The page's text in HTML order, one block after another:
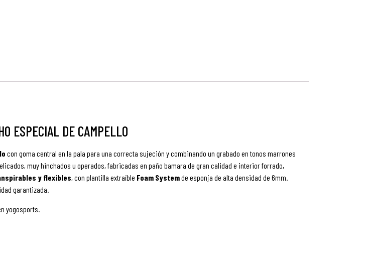
ESPECIAL DE CAMPELLO
con goma central en la pala para una correcta sujeción y combinando un grabado en tonos marrones
muy hinchados u operados, fabricadas en paño bamara de gran calidad e interior forrado,
y flexibles, con plantilla extraíble Foam Systemde esponja de alta densidad de 6mm.
garantizada.
yogosports.